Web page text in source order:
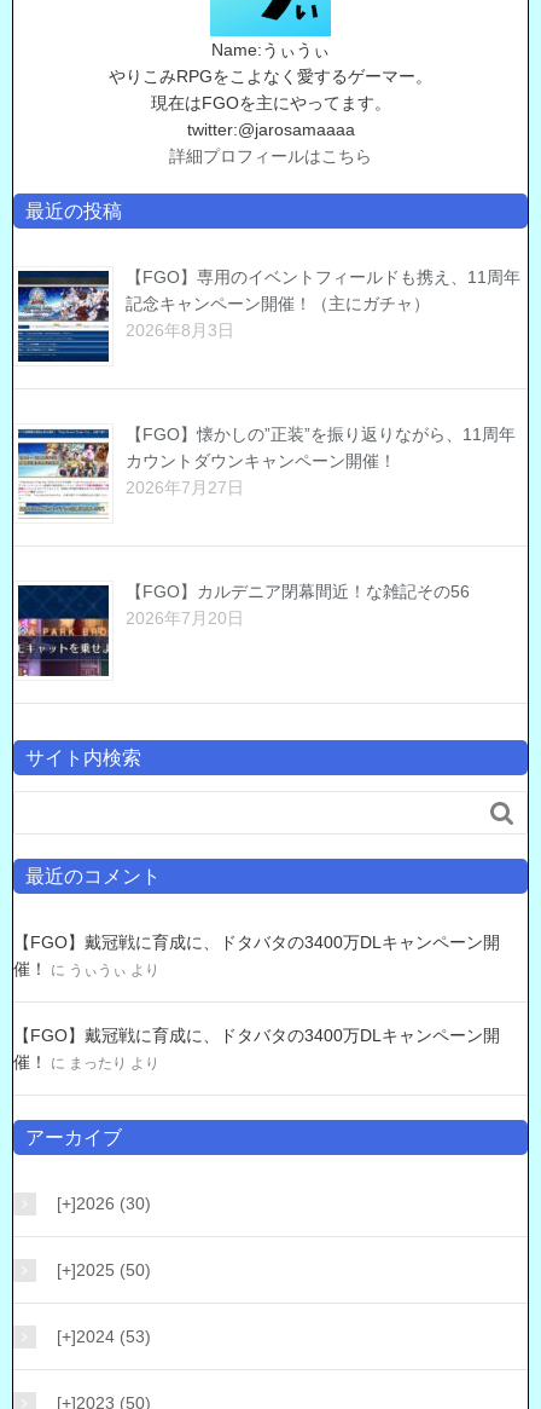
Name:うぃうぃ
やりこみRPGをこよなく愛するゲーマー。
現在はFGOを主にやってます。
twitter:@jarosamaaaa
詳細プロフィールはこちら
最近の投稿
【FGO】専用のイベントフィールドも携え、11周年
記念キャンペーン開催！（主にガチャ）
2026年8月3日
【FGO】懐かしの”正装”を振り返りながら、11周年
カウントダウンキャンペーン開催！
2026年7月27日
【FGO】カルデニア閉幕間近！な雑記その56
2026年7月20日
サイト内検索

最近のコメント
【FGO】戴冠戦に育成に、ドタバタの3400万DLキャンペーン開
催！
に うぃうぃ より
【FGO】戴冠戦に育成に、ドタバタの3400万DLキャンペーン開
催！
に まったり より
アーカイブ
[+]2026 (30)
[+]2025 (50)
[+]2024 (53)
[+]2023 (50)